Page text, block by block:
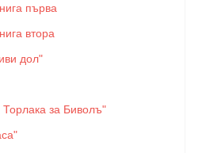
първа
втора
дол"
Торлака за Биволъ"